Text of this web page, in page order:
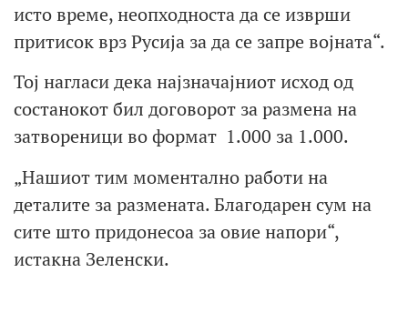
исто време, неопходноста да се изврши
притисок врз Русија за да се запре војната“.
Тој нагласи дека најзначајниот исход од
состанокот бил договорот за размена на
затвореници во формат 1.000 за 1.000.
„Нашиот тим моментално работи на
деталите за размената. Благодарен сум на
сите што придонесоа за овие напори“,
истакна Зеленски.